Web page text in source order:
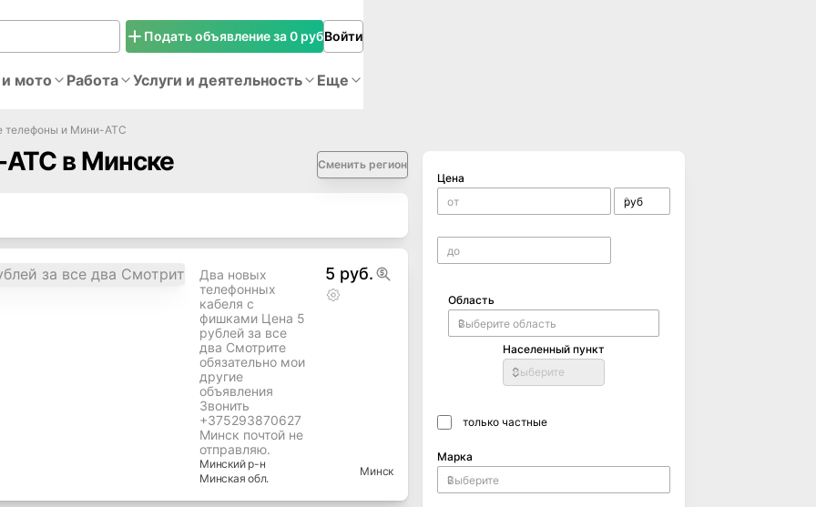
Подать объявление за 0 рубВойти
мото Работа Услуги и деятельность Еще
телефоны и Мини-АТС
в Минске Сменить регион
Два новых
телефонных
кабеля с
фишками Цена 5
рублей за все
два Смотрите
обязательно мои
другие
объявления
Звонить
+375293870627
Минск почтой не
отправляю.
5 руб.
Минскийр-н
Минская обл.
Минск
Цена
Область
Населенный пункт
Выберите
только частные
Марка